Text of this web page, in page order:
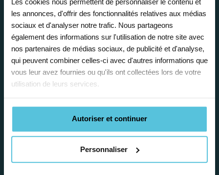
Les cookies nous permettent de personnaliser le contenu et
les annonces, d'offrir des fonctionnalités relatives aux médias
sociaux et d'analyser notre trafic. Nous partageons
également des informations sur l'utilisation de notre site avec
nos partenaires de médias sociaux, de publicité et d'analyse,
qui peuvent combiner celles-ci avec d'autres informations que
vous leur avez fournies ou qu'ils ont collectées lors de votre
utilisation de leurs services.
Autoriser et continuer
Personnaliser
Enseignez près de chez vous, selon
vos horaires
Afin de garantir le meilleur
accompagnement, nous organisons votre
emploi du temps en fonction de votre profil,
vos disponibilités et votre flexibilité.
Déléguez vos tâches